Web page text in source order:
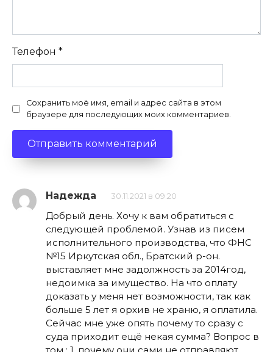
Телефон *
Сохранить моё имя, email и адрес сайта в этом
браузере для последующих моих комментариев.
Надежда 30.11.2021 в 09:20
Добрый день. Хочу к вам обратиться с
следующей проблемой. Узнав из писем
исполнительного производства, что ФНС
№15 Иркутская обл., Братский р-он.
выставляет мне задолжность за 2014год,
недоимка за имущество. На что оплату
доказать у меня нет возможности, так как
больше 5 лет я орхив не храню, я оплатила.
Сейчас мне уже опять почему то сразу с
суда приходит ещё некая сумма? Вопрос в
том : 1. почему они сами не отправляют